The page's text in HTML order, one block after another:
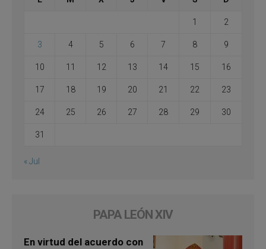
1 2
3 4 5 6 7 8 9
10 11 12 13 14 15 16
17 18 19 20 21 22 23
24 25 26 27 28 29 30
31
« Jul
PAPA LEÓN XIV
En virtud del acuerdo con